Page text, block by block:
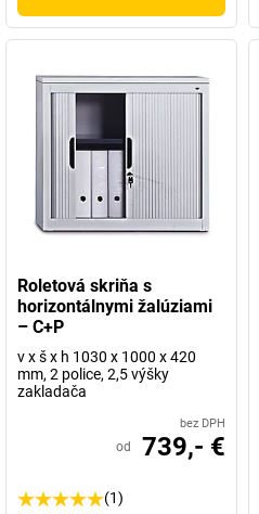
Roletová skriňa s
horizontálnymi žalúziami
– C+P
v x š x h 1030 x 1000 x 420
mm, 2 police, 2,5 výšky
zakladača
bez DPH
od 739,- €
(1)